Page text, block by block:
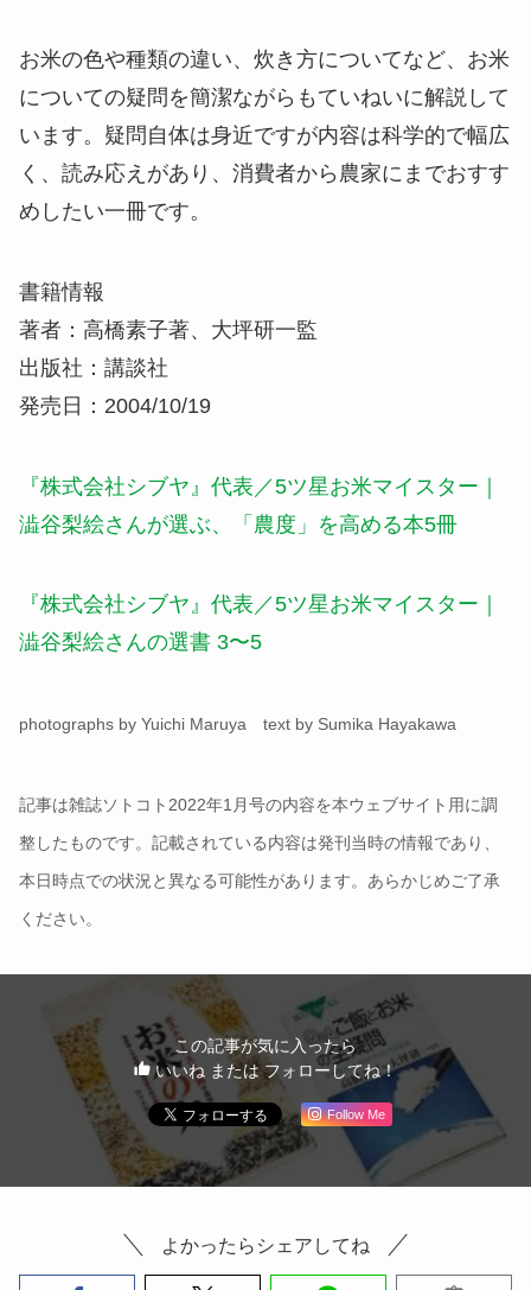
お米の色や種類の違い、炊き方についてなど、お米
についての疑問を簡潔ながらもていねいに解説して
います。疑問自体は身近ですが内容は科学的で幅広
く、読み応えがあり、消費者から農家にまでおすす
めしたい一冊です。
書籍情報
著者：高橋素子著、大坪研一監
出版社：講談社
発売日：2004/10/19
『株式会社シブヤ』代表／5ツ星お米マイスター｜
澁谷梨絵さんが選ぶ、「農度」を高める本5冊
『株式会社シブヤ』代表／5ツ星お米マイスター｜
澁谷梨絵さんの選書 3〜5
photographs by Yuichi Maruya text by Sumika Hayakawa
記事は雑誌ソトコト2022年1月号の内容を本ウェブサイト用に調
整したものです。記載されている内容は発刊当時の情報であり、
本日時点での状況と異なる可能性があります。あらかじめご了承
ください。
この記事が気に入ったら
いいね または フォローしてね！
Follow Me
よかったらシェアしてね